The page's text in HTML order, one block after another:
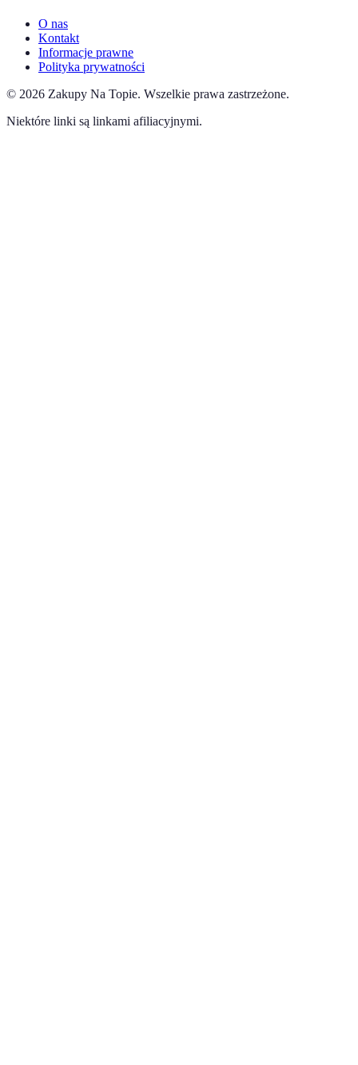
O nas
Kontakt
Informacje prawne
Polityka prywatności
© 2026 Zakupy Na Topie. Wszelkie prawa zastrzeżone.
Niektóre linki są linkami afiliacyjnymi.